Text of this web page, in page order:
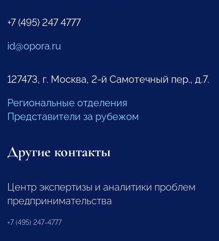
+7 (495) 247 4777
id@opora.ru
127473, г. Москва, 2-й Самотечный пер., д.7.
Региональные отделения
Представители за рубежом
Другие контакты
Центр экспертизы и аналитики проблем
предпринимательства
+7 (495) 247-4777